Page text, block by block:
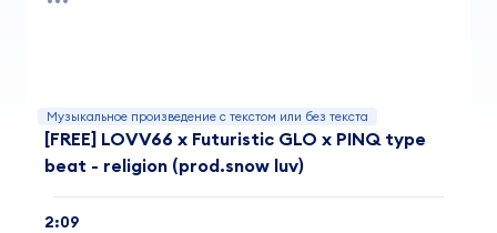
Музыкальное произведение с текстом или без текста
[FREE] LOVV66 x Futuristic GLO x PINQ type
beat - religion (prod.snow luv)
2:09